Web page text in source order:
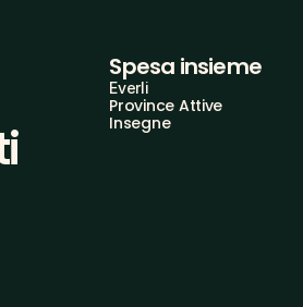
Spesa insieme
Everli
Province Attive
Insegne